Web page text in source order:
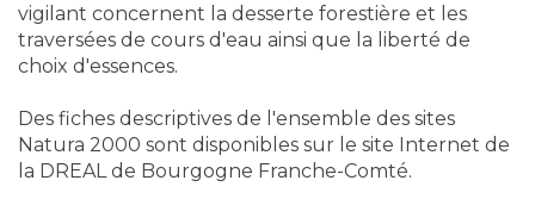
vigilant concernent la desserte forestière et les
traversées de cours d'eau ainsi que la liberté de
choix d'essences.
Des fiches descriptives de l'ensemble des sites
Natura 2000 sont disponibles sur le site Internet de
la DREAL de Bourgogne Franche-Comté.